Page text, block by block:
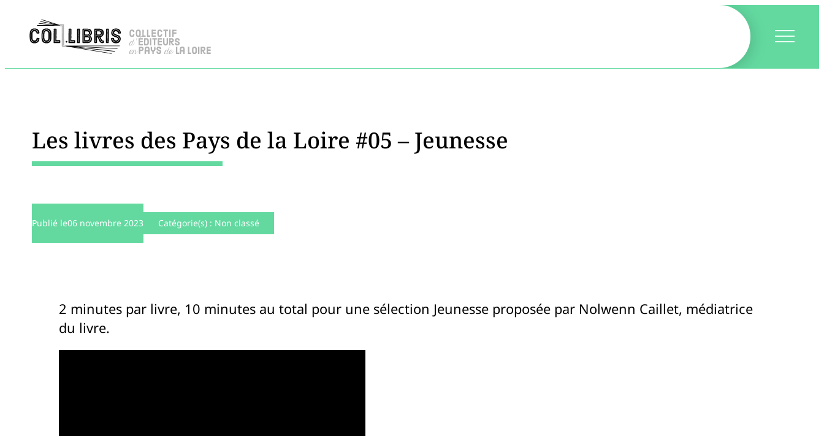
Les livres des Pays de la Loire #05 – Jeunesse
Publié le06 novembre 2023 Catégorie(s) : Non classé
2 minutes par livre, 10 minutes au total pour une sélection Jeunesse proposée par Nolwenn Caillet, médiatrice
du livre.